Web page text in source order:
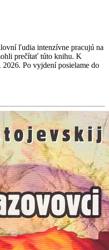
ľudia intenzívne pracujú na
prečítať túto knihu. K
Po vyjdení posielame do